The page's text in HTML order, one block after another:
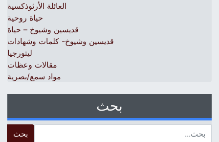
العائلة الأرثوذكسية
حياة روحية
قديسين وشيوخ – حياة
قديسين وشيوخ- كلمات وشهادات
ليتورجيا
مقالات وعظات
مواد سمع/بصرية
بحث